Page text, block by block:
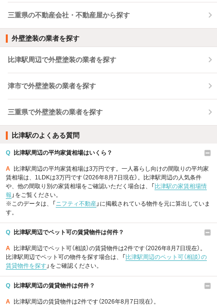
三重県の不動産会社・不動産屋から探す
外壁塗装の業者を探す
比津駅周辺で外壁塗装の業者を探す
津市で外壁塗装の業者を探す
三重県で外壁塗装の業者を探す
比津駅のよくある質問
Q 比津駅周辺の平均家賃相場はいくら？
A 比津駅周辺の平均家賃相場は3万円です。一人暮らし向けの間取りの平均家
賃相場は、1LDKは3万円です（2026年8月7日現在）。比津駅周辺の人気条件
や、他の間取り別の家賃相場をご確認いただく場合は、「比津駅の家賃相場情
報 」をご覧ください。
※このデータは、「ニフティ不動産 」に掲載されている物件を元に算出していま
す。
Q 比津駅周辺でペット可の賃貸物件は何件？
A 比津駅周辺でペット可（相談）の賃貸物件は2件です（2026年8月7日現在）。
比津駅周辺でペット可の物件を探す場合は、「比津駅周辺のペット可（相談）の
賃貸物件を探す 」をご確認ください。
Q 比津駅周辺の賃貸物件は何件？
A 比津駅周辺の賃貸物件は2件です（2026年8月7日現在）。